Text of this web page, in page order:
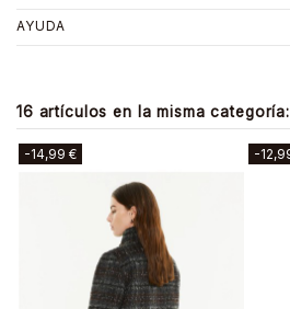
AYUDA
16 artículos en la misma categoría: